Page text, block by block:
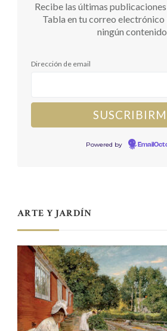
Recibe las últimas
Tabla en tu correo electrónico
ningún
Dirección de email
Powered by
ARTE Y JARDÍN